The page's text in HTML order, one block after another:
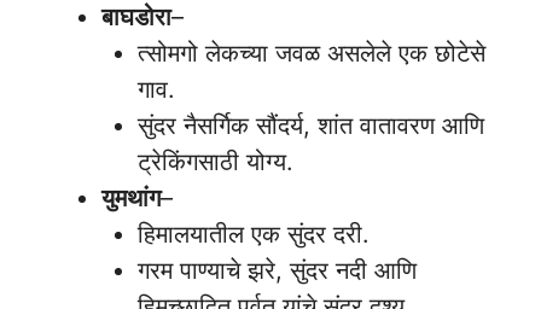
बाघडोरा–
त्सोमगो लेकच्या जवळ असलेले एक छोटेसे
गाव.
सुंदर नैसर्गिक सौंदर्य, शांत वातावरण आणि
ट्रेकिंगसाठी योग्य.
युमथांग–
हिमालयातील एक सुंदर दरी.
गरम पाण्याचे झरे, सुंदर नदी आणि